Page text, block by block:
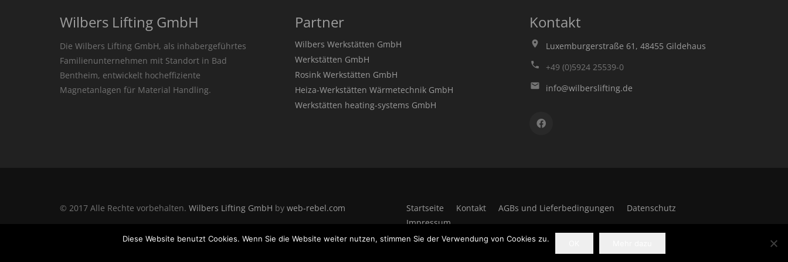
Wilbers Lifting GmbH
Die Wilbers Lifting GmbH, als inhabergeführtes
Familienunternehmen mit Standort in Bad
Bentheim, entwickelt hocheffiziente
Magnetanlagen für Material Handling.
Partner
Wilbers Werkstätten GmbH
Werkstätten GmbH
Rosink Werkstätten GmbH
Heiza-Werkstätten Wärmetechnik GmbH
Werkstätten heating-systems GmbH
Kontakt
Luxemburgerstraße 61, 48455 Gildehaus
+49 (0)5924 25539-0
info@wilberslifting.de
© 2017 Alle Rechte vorbehalten. Wilbers Lifting GmbH by web-rebel.com Startseite Kontakt AGBs und Lieferbedingungen
Datenschutz
Impressum
Diese Website benutzt Cookies. Wenn Sie die Website weiter nutzen, stimmen Sie der Verwendung von Cookies zu.